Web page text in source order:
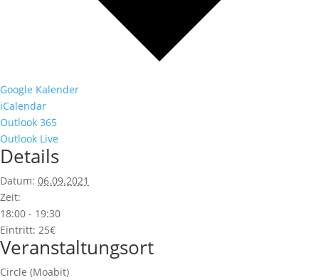
Google Kalender
iCalendar
Outlook 365
Outlook Live
Details
Datum: 06.09.2021
Zeit:
18:00 - 19:30
Eintritt: 25€
Veranstaltungsort
Circle (Moabit)